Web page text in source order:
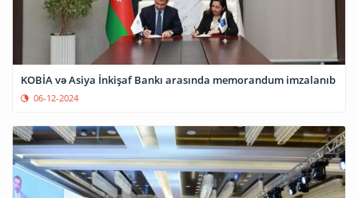
KOBİA və Asiya İnkişaf Bankı arasında memorandum imzalanıb
06-12-2024